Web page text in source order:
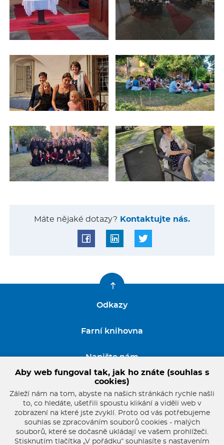
Máte nějaké dotazy? Kontaktujte nás.
Odkazy
Farní knihovna
Napište nám
GDPR
Aby web fungoval tak, jak ho znáte (souhlas s
cookies)
Záleží nám na tom, abyste na našich stránkách rychle našli
to, co hledáte, ušetřili spoustu klikání a viděli web v
zobrazení na které jste zvyklí. Proto od vás potřebujeme
souhlas se zpracováním souborů cookies - malých
souborů, které se dočasně ukládají ve vašem prohlížeči.
Stisknutím tlačítka „V pořádku“ souhlasíte s nastavením